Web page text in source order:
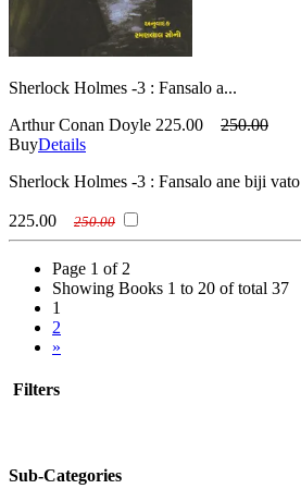
Sherlock Holmes -3 : Fansalo a...
Arthur Conan Doyle 225.00
250.00
BuyDetails
Sherlock Holmes -3 : Fansalo ane biji vato
225.00 250.00
Page 1 of 2
Showing Books 1 to 20 of total 37
1
2
»
Filters
Sub-Categories